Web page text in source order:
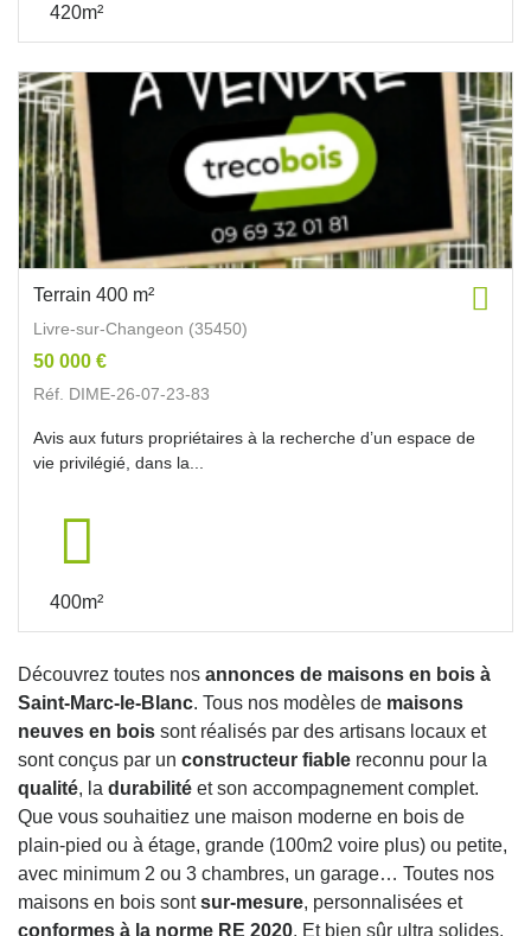
420m²
Terrain 400 m²
Livre-sur-Changeon (35450)
50 000 €
Réf. DIME-26-07-23-83
Avis aux futurs propriétaires à la recherche d’un espace de
vie privilégié, dans la...
400m²
Découvrez toutes nos annonces de maisons en bois à
Saint-Marc-le-Blanc. Tous nos modèles de maisons
neuves en bois sont réalisés par des artisans locaux et
sont conçus par un constructeur fiable reconnu pour la
qualité, la durabilité et son accompagnement complet.
Que vous souhaitiez une maison moderne en bois de
plain-pied ou à étage, grande (100m2 voire plus) ou petite,
avec minimum 2 ou 3 chambres, un garage… Toutes nos
maisons en bois sontsur-mesure, personnalisées et
conformes à la norme RE 2020. Et bien sûr ultra solides,